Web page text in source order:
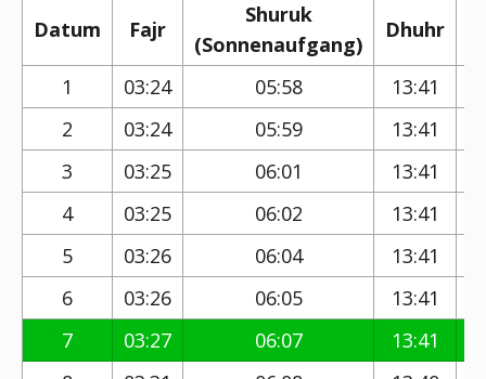
Datum Fajr
Shuruk
(Sonnenaufgang)
Dhuhr
1
03:24 05:58 13:41
2
03:24 05:59 13:41
3
03:25 06:01 13:41
4
03:25 06:02 13:41
5
03:26 06:04 13:41
6
03:26 06:05 13:41
7
03:27 06:07 13:41